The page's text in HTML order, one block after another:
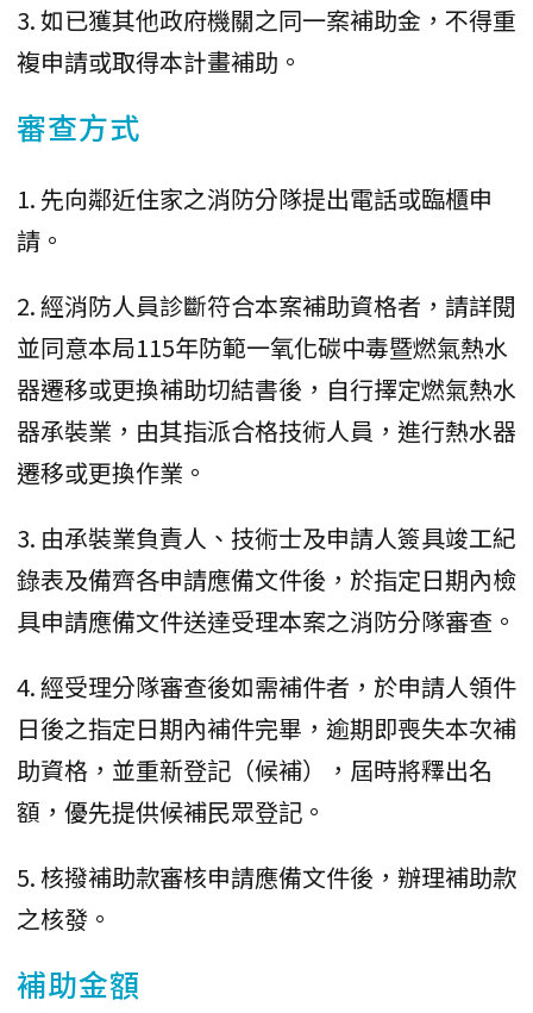
3. 如已獲其他政府機關之同一案補助金，不得重
複申請或取得本計畫補助。
審查方式
1. 先向鄰近住家之消防分隊提出電話或臨櫃申
請。
2. 經消防人員診斷符合本案補助資格者，請詳閱
並同意本局115年防範一氧化碳中毒暨燃氣熱水
器遷移或更換補助切結書後，自行擇定燃氣熱水
器承裝業，由其指派合格技術人員，進行熱水器
遷移或更換作業。
3. 由承裝業負責人、技術士及申請人簽具竣工紀
錄表及備齊各申請應備文件後，於指定日期內檢
具申請應備文件送達受理本案之消防分隊審查。
4. 經受理分隊審查後如需補件者，於申請人領件
日後之指定日期內補件完畢，逾期即喪失本次補
助資格，並重新登記（候補），屆時將釋出名
額，優先提供候補民眾登記。
5. 核撥補助款審核申請應備文件後，辦理補助款
之核發。
補助金額